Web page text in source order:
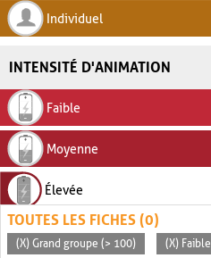
Individuel
INTENSITÉ D'ANIMATION
Faible
Moyenne
Élevée
TOUTES LES FICHES (0)
(X) Grand groupe (> 100) (X) Faible